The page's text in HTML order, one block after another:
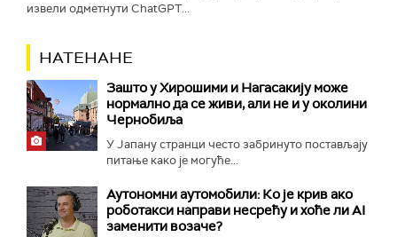
извели одметнути ChatGPT...
НАТЕНАНЕ
Зашто у Хирошими и Нагасакију може
нормално да се живи, али не и у околини
Чернобиља
У Јапану странци често забринуто постављају
питање како је могуће...
Аутономни аутомобили: Ко је крив ако
роботакси направи несрећу и хоће ли AI
заменити возаче?